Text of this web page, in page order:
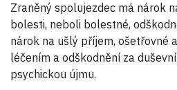
Zraněný spolujezdec má nárok
bolesti, neboli bolestné,
nárok na ušlý příjem, ošetřovné
léčením a odškodnění za
psychickou újmu.